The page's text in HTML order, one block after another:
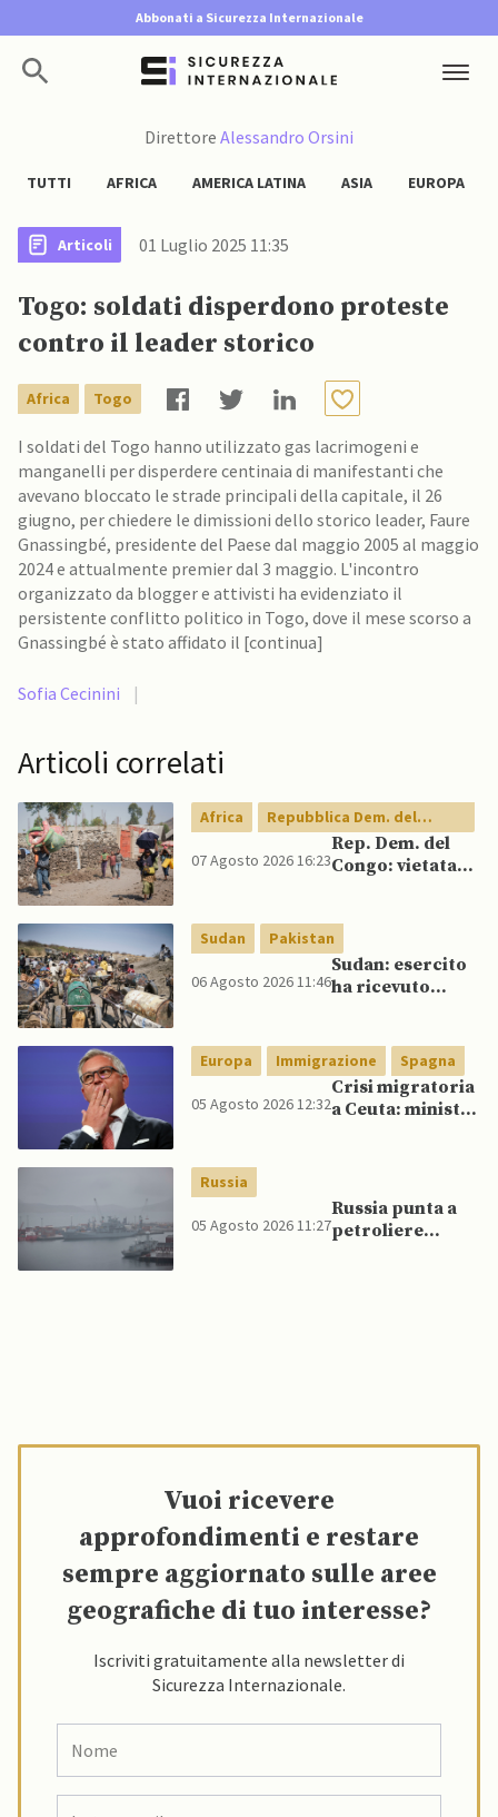
Abbonati a Sicurezza Internazionale
Direttore Alessandro Orsini
TUTTI AFRICA AMERICA LATINA ASIA EUROPA
Articoli 01 Luglio 2025 11:35
Togo: soldati disperdono proteste
contro il leader storico
Africa Togo
I soldati del Togo hanno utilizzato gas lacrimogeni e
manganelli per disperdere centinaia di manifestanti che
avevano bloccato le strade principali della capitale, il 26
giugno, per chiedere le dimissioni dello storico leader, Faure
Gnassingbé, presidente del Paese dal maggio 2005 al maggio
2024 e attualmente premier dal 3 maggio. L'incontro
organizzato da blogger e attivisti ha evidenziato il
persistente conflitto politico in Togo, dove il mese scorso a
Gnassingbé è stato affidato il [continua]
Sofia Cecinini |
Articoli correlati
Africa
Repubblica Dem. del
Congo
07 Agosto 2026 16:23
Rep. Dem. del
Congo: vietata
rame e cobalto
Sudan Pakistan
06 Agosto 2026 11:46
Sudan: esercito
ha ricevuto
Pakistan
Europa Immigrazione Spagna
05 Agosto 2026 12:32
Crisi migratoria
a Ceuta: ministri
schierano a
sostegno della
Spagna
Russia
05 Agosto 2026 11:27
Russia punta a
petroliere
Vuoi ricevere
approfondimenti e restare
sempre aggiornato sulle aree
geografiche di tuo interesse?
Iscriviti gratuitamente alla newsletter di
Sicurezza Internazionale.